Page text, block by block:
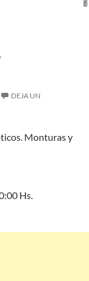
DEJA UN
Monturas y
Hs.